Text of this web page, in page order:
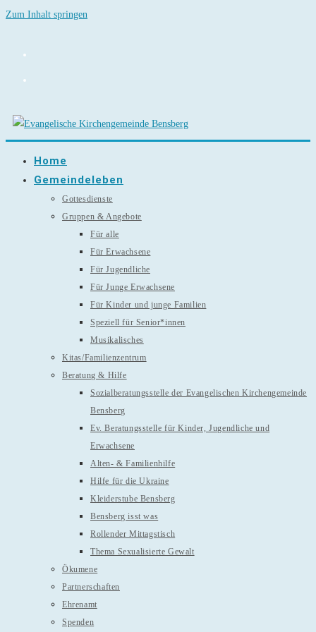
Zum Inhalt springen
Home
Gemeindeleben
Gottesdienste
Gruppen & Angebote
Für alle
Für Erwachsene
Für Jugendliche
Für Junge Erwachsene
Für Kinder und junge Familien
Speziell für Senior*innen
Musikalisches
Kitas/Familienzentrum
Beratung & Hilfe
Sozialberatungsstelle der Evangelischen Kirchengemeinde
Bensberg
Ev. Beratungsstelle für Kinder, Jugendliche und
Erwachsene
Alten- & Familienhilfe
Hilfe für die Ukraine
Kleiderstube Bensberg
Bensberg isst was
Rollender Mittagstisch
Thema Sexualisierte Gewalt
Ökumene
Partnerschaften
Ehrenamt
Spenden